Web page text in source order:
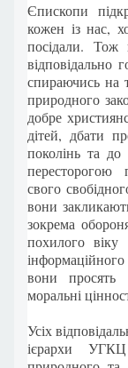
Єпископи
кожен із нас,
посідали.
відповідально
спираючись на
природного
добре
дітей, дбати
поколінь та
пересторогою
свого
вони
зокрема
похилого віку
вони просять
моральні
Усіх
ієрархи